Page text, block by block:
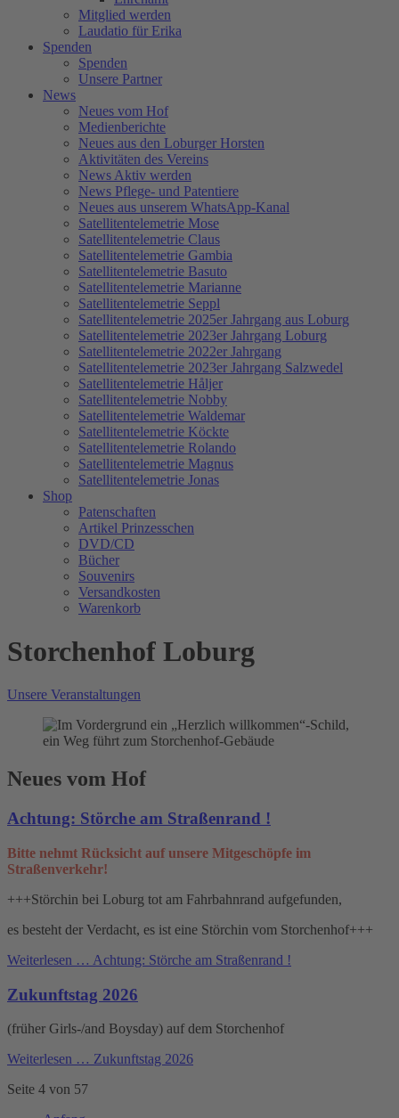
Mitglied werden
Laudatio für Erika
Spenden
Spenden
Unsere Partner
News
Neues vom Hof
Medienberichte
Neues aus den Loburger Horsten
Aktivitäten des Vereins
News Aktiv werden
News Pflege- und Patentiere
Neues aus unserem WhatsApp-Kanal
Satellitentelemetrie Mose
Satellitentelemetrie Claus
Satellitentelemetrie Gambia
Satellitentelemetrie Basuto
Satellitentelemetrie Marianne
Satellitentelemetrie Seppl
Satellitentelemetrie 2025er Jahrgang aus Loburg
Satellitentelemetrie 2023er Jahrgang Loburg
Satellitentelemetrie 2022er Jahrgang
Satellitentelemetrie 2023er Jahrgang Salzwedel
Satellitentelemetrie Håljer
Satellitentelemetrie Nobby
Satellitentelemetrie Waldemar
Satellitentelemetrie Köckte
Satellitentelemetrie Rolando
Satellitentelemetrie Magnus
Satellitentelemetrie Jonas
Shop
Patenschaften
Artikel Prinzesschen
DVD/CD
Bücher
Souvenirs
Versandkosten
Warenkorb
Storchenhof Loburg
Unsere Veranstaltungen
Neues vom Hof
Achtung: Störche am Straßenrand !
Bitte nehmt Rücksicht auf unsere Mitgeschöpfe im
Straßenverkehr!
+++Störchin bei Loburg tot am Fahrbahnrand aufgefunden,
es besteht der Verdacht, es ist eine Störchin vom Storchenhof+++
Weiterlesen … Achtung: Störche am Straßenrand !
Zukunftstag 2026
(früher Girls-/and Boysday) auf dem Storchenhof
Weiterlesen … Zukunftstag 2026
Seite 4 von 57